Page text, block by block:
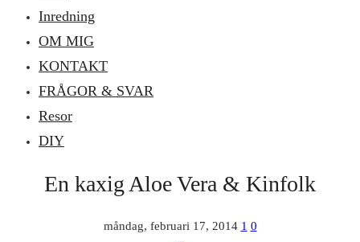
Inredning
OM MIG
KONTAKT
FRÅGOR & SVAR
Resor
DIY
En kaxig Aloe Vera & Kinfolk
måndag, februari 17, 2014 1 0